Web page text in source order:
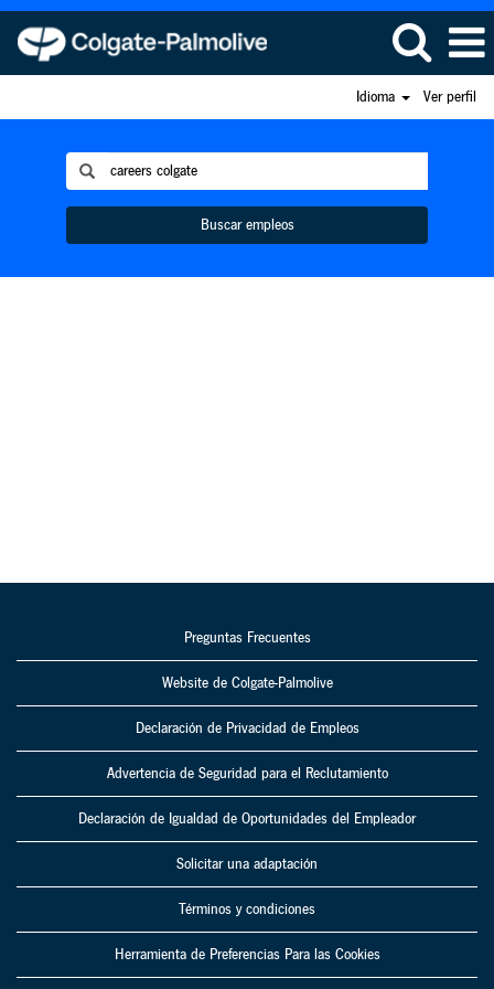
Idioma Ver perfil
Buscar empleos
Preguntas Frecuentes
Website de Colgate-Palmolive
Declaración de Privacidad de Empleos
Advertencia de Seguridad para el Reclutamiento
Declaración de Igualdad de Oportunidades del Empleador
Solicitar una adaptación
Términos y condiciones
Herramienta de Preferencias Para las Cookies